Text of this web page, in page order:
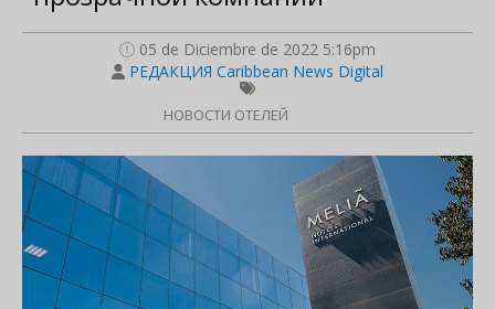
05 de Diciembre de 2022 5:16pm
РЕДАКЦИЯ Caribbean News Digital
НОВОСТИ ОТЕЛЕЙ